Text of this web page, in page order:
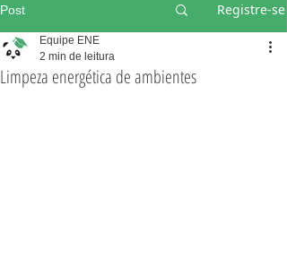
Post Registre-se
Limpeza energética de ambientes
Equipe ENE
2 min de leitura